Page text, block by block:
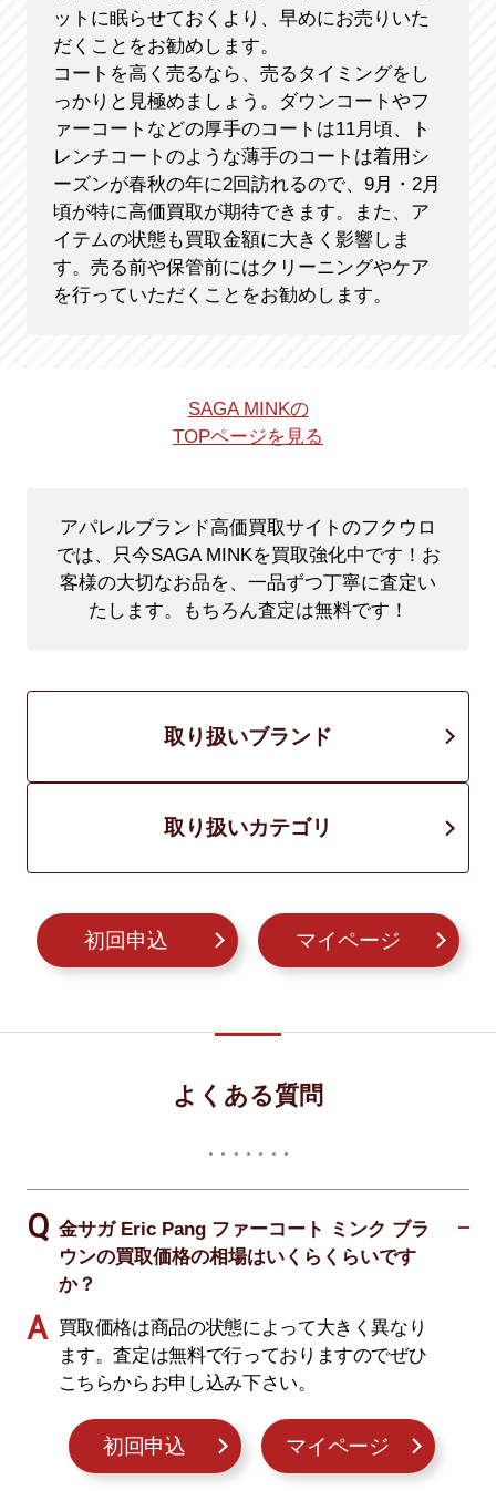
ットに眠らせておくより、早めにお売りいた
だくことをお勧めします。
コートを高く売るなら、売るタイミングをし
っかりと見極めましょう。ダウンコートやフ
ァーコートなどの厚手のコートは11月頃、ト
レンチコートのような薄手のコートは着用シ
ーズンが春秋の年に2回訪れるので、9月・2月
頃が特に高価買取が期待できます。また、ア
イテムの状態も買取金額に大きく影響しま
す。売る前や保管前にはクリーニングやケア
を行っていただくことをお勧めします。
SAGA MINKの
TOPページを見る
アパレルブランド高価買取サイトのフクウロ
では、只今SAGA MINKを買取強化中です！ お
客様の大切なお品を、一品ずつ丁寧に査定い
たします。もちろん査定は無料です！
取り扱いブランド
取り扱いカテゴリ
初回申込 マイページ
よくある質問
金サガ Eric Pang ファーコート ミンク ブラ
ウンの買取価格の相場はいくらくらいです
か？
買取価格は商品の状態によって大きく異なり
ます。査定は無料で行っておりますのでぜひ
こちらからお申し込み下さい。
初回申込 マイページ